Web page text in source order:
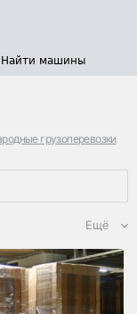
Найти машины
грузоперевозки
Ещё